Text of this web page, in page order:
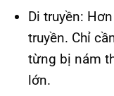
Di truyền:
truyền. Chỉ
từng bị nám
lớn.